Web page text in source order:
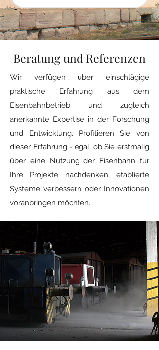
Beratung und Referenzen
Wir verfügen über einschlägige
praktische Erfahrung aus dem
Eisenbahnbetrieb und zugleich
anerkannte Expertise in der Forschung
und Entwicklung. Profitieren Sie von
dieser Erfahrung - egal, ob Sie erstmalig
über eine Nutzung der Eisenbahn für
Ihre Projekte nachdenken, etablierte
Systeme verbessern oder Innovationen
voranbringen möchten.